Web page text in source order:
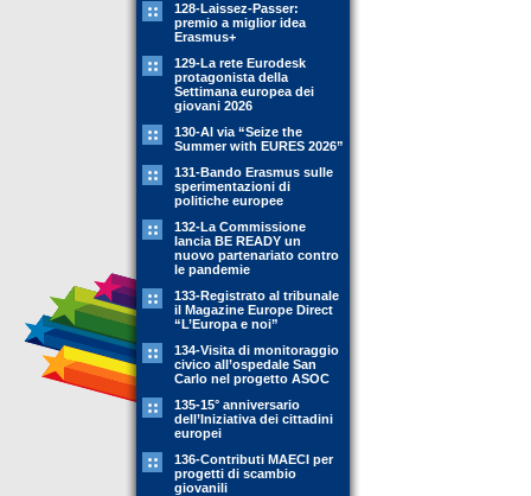
128-Laissez-Passer:
premio a miglior idea
Erasmus+
129-La rete Eurodesk
protagonista della
Settimana europea dei
giovani 2026
130-Al via “Seize the
Summer with EURES 2026”
131-Bando Erasmus sulle
sperimentazioni di
politiche europee
132-La Commissione
lancia BE READY un
nuovo partenariato contro
le pandemie
133-Registrato al tribunale
il Magazine Europe Direct
“L’Europa e noi”
134-Visita di monitoraggio
civico all’ospedale San
Carlo nel progetto ASOC
135-15° anniversario
dell’Iniziativa dei cittadini
europei
136-Contributi MAECI per
progetti di scambio
giovanili